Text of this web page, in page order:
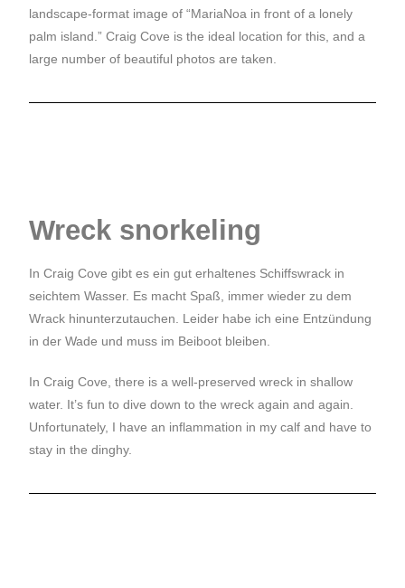
landscape-format image of “MariaNoa in front of a lonely
palm island.” Craig Cove is the ideal location for this, and a
large number of beautiful photos are taken.
Wreck snorkeling
In Craig Cove gibt es ein gut erhaltenes Schiffswrack in
seichtem Wasser. Es macht Spaß, immer wieder zu dem
Wrack hinunterzutauchen. Leider habe ich eine Entzündung
in der Wade und muss im Beiboot bleiben.
In Craig Cove, there is a well-preserved wreck in shallow
water. It’s fun to dive down to the wreck again and again.
Unfortunately, I have an inflammation in my calf and have to
stay in the dinghy.